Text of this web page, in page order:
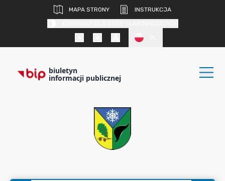
MAPA STRONY
INSTRUKCJA
biuletyn
informacji publicznej